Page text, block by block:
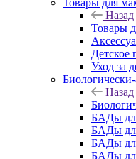
Товары для
Назад
Товары
Детское
Уход за
Назад
БАДы
БАДы
БАДы
БАДы